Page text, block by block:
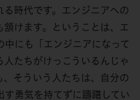
る時代です。エンジニアへの
けます。ということは、エ
中にも「エンジニアになって
たちがけっこういるんじゃ
、そういう人たちは、自分の
す勇気を持てずに躊躇してい